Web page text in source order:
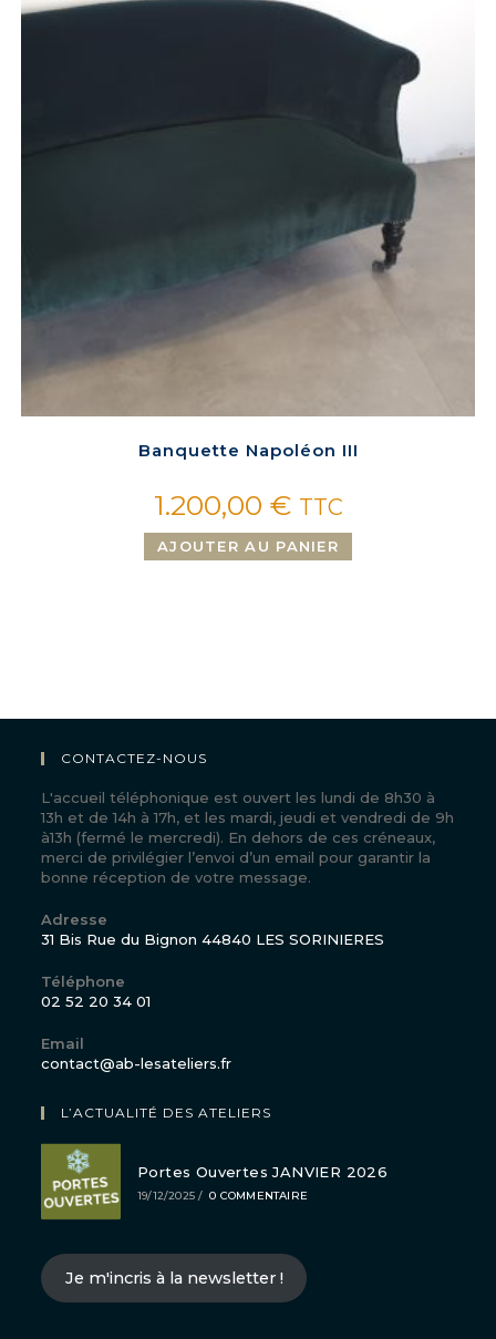
Banquette Napoléon III
1.200,00 € TTC
AJOUTER AU PANIER
CONTACTEZ-NOUS
L'accueil téléphonique est ouvert les lundi de 8h30 à
13h et de 14h à 17h, et les mardi, jeudi et vendredi de 9h
à13h (fermé le mercredi). En dehors de ces créneaux,
merci de privilégier l’envoi d’un email pour garantir la
bonne réception de votre message.
Adresse
31 Bis Rue du Bignon 44840 LES SORINIERES
Téléphone
02 52 20 34 01
dans
votre
Email
contact@ab-lesateliers.frS’ouvre
application
L’ACTUALITÉ DES ATELIERS
Portes Ouvertes JANVIER 2026
19/12/2025 / 0 COMMENTAIRE
Je m'incris à la newsletter !